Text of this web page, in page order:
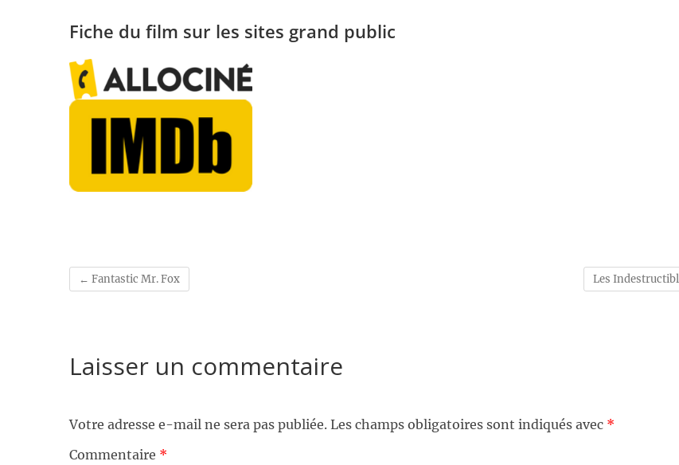
Fiche du film sur les sites grand public
← Fantastic Mr. Fox Les
Laisser un commentaire
Votre adresse e-mail ne sera pas publiée. Les champs obligatoires sont indiqués avec *
Commentaire *